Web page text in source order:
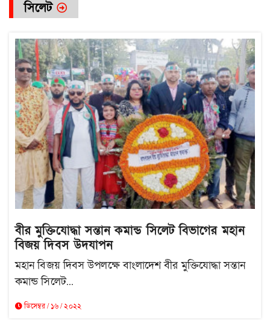
সিলেট
বীর মুক্তিযোদ্ধা সন্তান কমান্ড সিলেট বিভাগের মহান
বিজয় দিবস উদযাপন
মহান বিজয় দিবস উপলক্ষে বাংলাদেশ বীর মুক্তিযোদ্ধা সন্তান
কমান্ড সিলেট...
ডিসেম্বর / ১৬ / ২০২২